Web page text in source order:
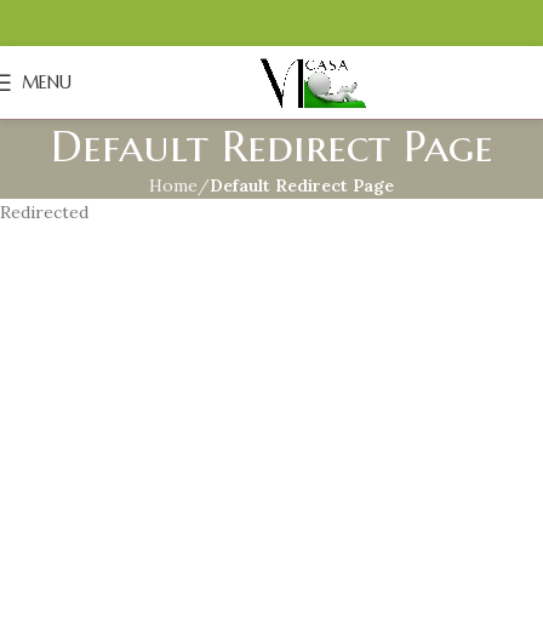
MENU
Default Redirect Page
Home
Default Redirect Page
Redirected